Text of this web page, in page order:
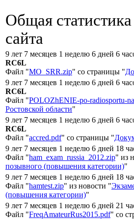
Общая
сайта
9 лет 7 месяцев 1 неделю 6 дней 6
RC6L
Файл "MO_SRR.zip" со страницы "
9 лет 7 месяцев 1 неделю 6 дней 6
RC6L
Файл "POLOZhENIE-po-radiosportu-
Ростовской области"
9 лет 7 месяцев 1 неделю 6 дней 6
RC6L
Файл "accred.pdf" со страницы "
9 лет 7 месяцев 1 неделю 6 дней 18
Файл "ham_exam_russia_2012.zip" из
позывного (повышения категории)"
9 лет 7 месяцев 1 неделю 6 дней 18
Файл "hamtest.zip" из новости "
(повышения категории)"
9 лет 7 месяцев 1 неделю 6 дней 21
Файл "FreqAmateurRus2015.pdf" со